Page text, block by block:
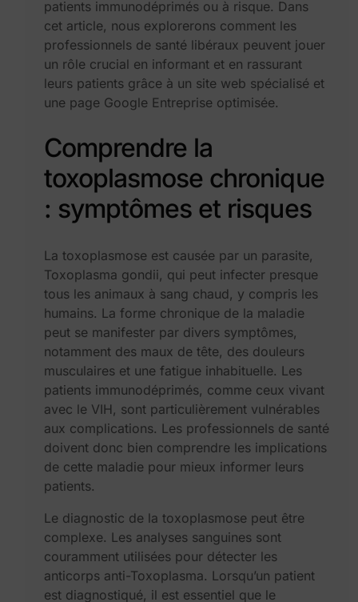
patients immunodéprimés ou à risque. Dans
cet article, nous explorerons comment les
professionnels de santé libéraux peuvent jouer
un rôle crucial en informant et en rassurant
leurs patients grâce à un site web spécialisé et
une page Google Entreprise optimisée.
Comprendre la
toxoplasmose chronique
: symptômes et risques
La toxoplasmose est causée par un parasite,
Toxoplasma gondii, qui peut infecter presque
tous les animaux à sang chaud, y compris les
humains. La forme chronique de la maladie
peut se manifester par divers symptômes,
notamment des maux de tête, des douleurs
musculaires et une fatigue inhabituelle. Les
patients immunodéprimés, comme ceux vivant
avec le VIH, sont particulièrement vulnérables
aux complications. Les professionnels de santé
doivent donc bien comprendre les implications
de cette maladie pour mieux informer leurs
patients.
Le diagnostic de la toxoplasmose peut être
complexe. Les analyses sanguines sont
couramment utilisées pour détecter les
anticorps anti-Toxoplasma. Lorsqu’un patient
est diagnostiqué, il est essentiel que le